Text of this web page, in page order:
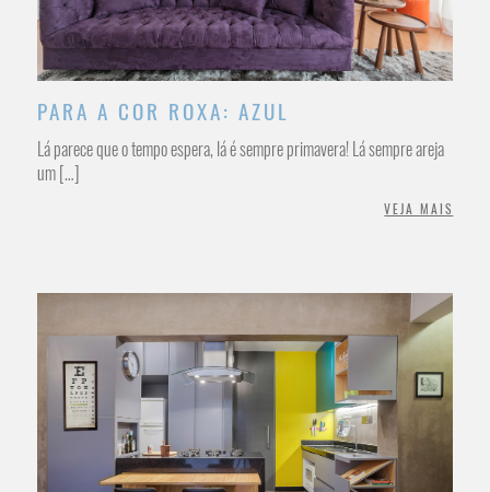
PARA A COR ROXA: AZUL
Lá parece que o tempo espera, lá é sempre primavera! Lá sempre areja
um […]
VEJA MAIS
/INTERIORES RESIDENCIAL